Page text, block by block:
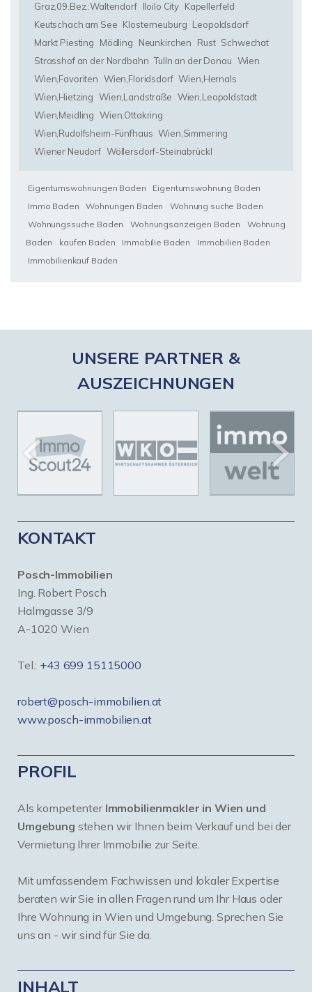
Graz,09.Bez.:Waltendorf Iloilo City Kapellerfeld
Keutschach am See Klosterneuburg Leopoldsdorf
Markt Piesting
Mödling Neunkirchen Rust Schwechat
Strasshof an der Nordbahn Tulln an der Donau Wien
Wien,Favoriten Wien,Floridsdorf Wien,Hernals
Wien,Hietzing Wien,Landstraße Wien,Leopoldstadt
Wien,Meidling Wien,Ottakring
Wien,Rudolfsheim-Fünfhaus Wien,Simmering
Wiener Neudorf Wöllersdorf-Steinabrückl
Eigentumswohnungen Baden
Eigentumswohnung Baden
Immo Baden
Wohnungen Baden
Wohnung suche Baden
Wohnungssuche Baden
Wohnungsanzeigen Baden
Wohnung
Baden
kaufen Baden Immobilie Baden
Immobilien Baden
Immobilienkauf Baden
UNSERE PARTNER &
AUSZEICHNUNGEN
KONTAKT
Posch-Immobilien
Ing. Robert Posch
Halmgasse 3/9
A-1020 Wien
Tel.: +43 699 15115000
robert@posch-immobilien.at
www.posch-immobilien.at
PROFIL
Als kompetenter Immobilienmakler in Wien und
Umgebung stehen wir Ihnen beim Verkauf und bei der
Vermietung Ihrer Immobilie zur Seite.
Mit umfassendem Fachwissen und lokaler Expertise
beraten wir Sie in allen Fragen rund um Ihr Haus oder
Ihre Wohnung in Wien und Umgebung. Sprechen Sie
uns an - wir sind für Sie da.
INHALT